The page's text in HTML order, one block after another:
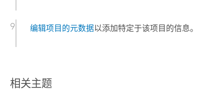
编辑项目的元数据以添加特定于该项目的信息。
相关主题